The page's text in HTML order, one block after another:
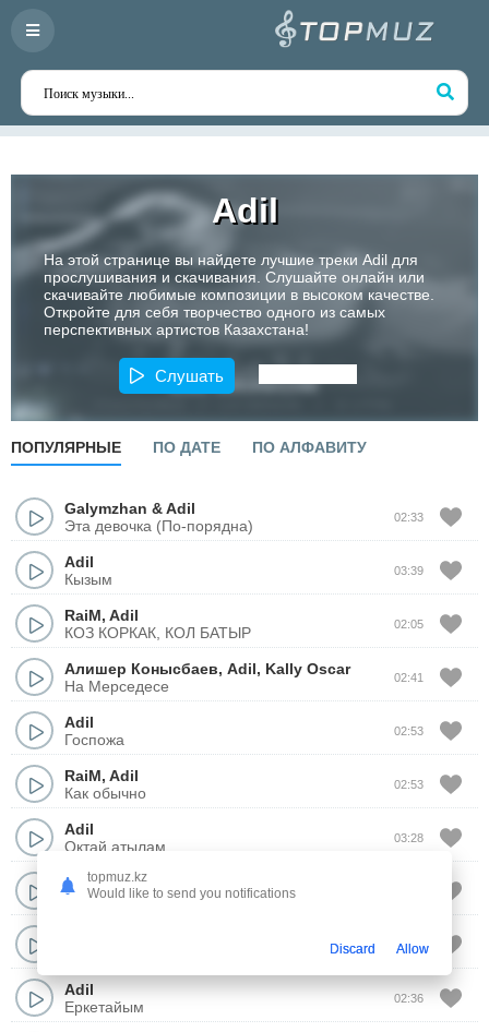
Adil
На этой странице вы найдете лучшие треки Adil для
прослушивания и скачивания. Слушайте онлайн или
скачивайте любимые композиции в высоком качестве.
Откройте для себя творчество одного из самых
перспективных артистов Казахстана!
Слушать
ПОПУЛЯРНЫЕ ПО ДАТЕ ПО АЛФАВИТУ
Galymzhan &Adil
Эта девочка (По-порядна)
02:33
Adil
Кызым
03:39
RaiM, Adil
КОЗ КОРКАК, КОЛ БАТЫР
02:05
Алишер Конысбаев, Adil, Kally Oscar
На Мерседесе
02:41
Adil
Госпожа
02:53
RaiM, Adil
Как обычно
02:53
Adil
Октай атылам
03:28
Adil
Моя госпожа
02:30
Adil
Еркетайым
02:36
topmuz.kz
Would like to send you notifications
Discard Allow